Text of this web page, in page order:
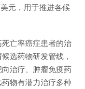
元，用于推进各候
亡率癌症患者的治
选药物研发管线，
治疗、肿瘤免疫药
物有潜力治疗多种